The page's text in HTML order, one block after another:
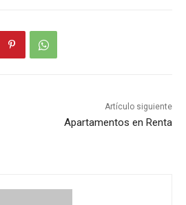
Artículo siguiente
Apartamentos en Renta